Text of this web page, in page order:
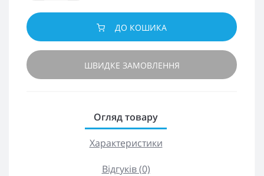
ДО КОШИКА
ШВИДКЕ ЗАМОВЛЕННЯ
Огляд товару
Характеристики
Відгуків (0)